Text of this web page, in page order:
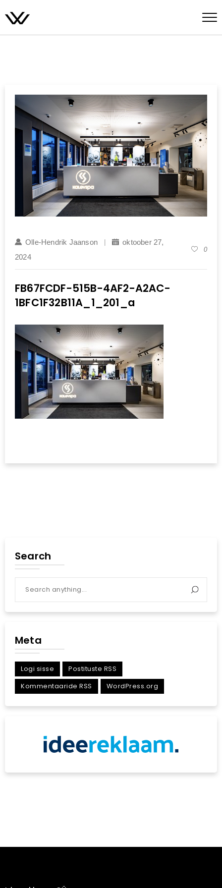
Olle-Hendrik Jaanson
oktoober 27,
2024
0
FB67FCDF-515B-4AF2-A2AC-
1BFC1F32B11A_1_201_a
Search
Meta
Logi sisse
Postituste RSS
Kommentaaride RSS
WordPress.org